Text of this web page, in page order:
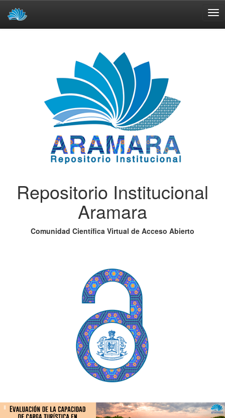
Repositorio Institucional
Aramara
Comunidad Científica Virtual de Acceso Abierto